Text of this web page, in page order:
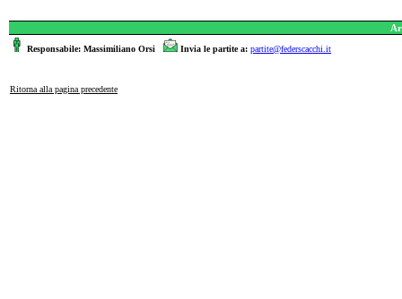
Responsabile: Massimiliano Orsi Invia le partite a: partite@federscacchi.it
Ritorna alla pagina precedente